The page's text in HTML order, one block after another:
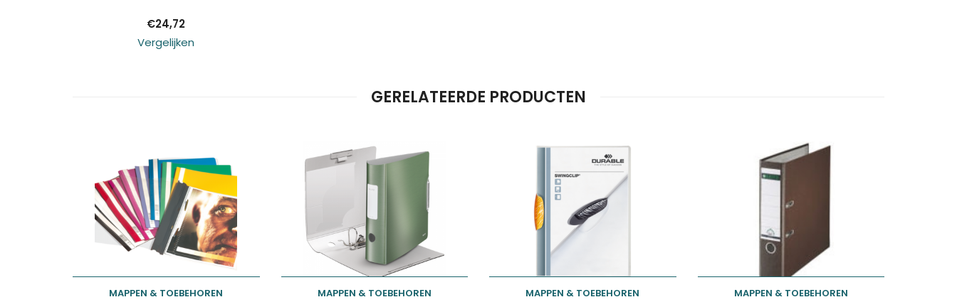
€24,72
Vergelijken
GERELATEERDE PRODUCTEN
MAPPEN & TOEBEHOREN MAPPEN & TOEBEHOREN MAPPEN & TOEBEHOREN MAPPEN & TOEBEHOREN